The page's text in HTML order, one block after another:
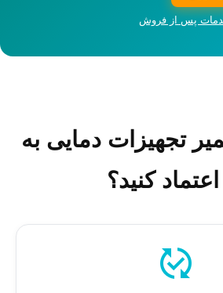
پس از فروش
تجهیزات دمایی به
کنید؟
published_with_changes